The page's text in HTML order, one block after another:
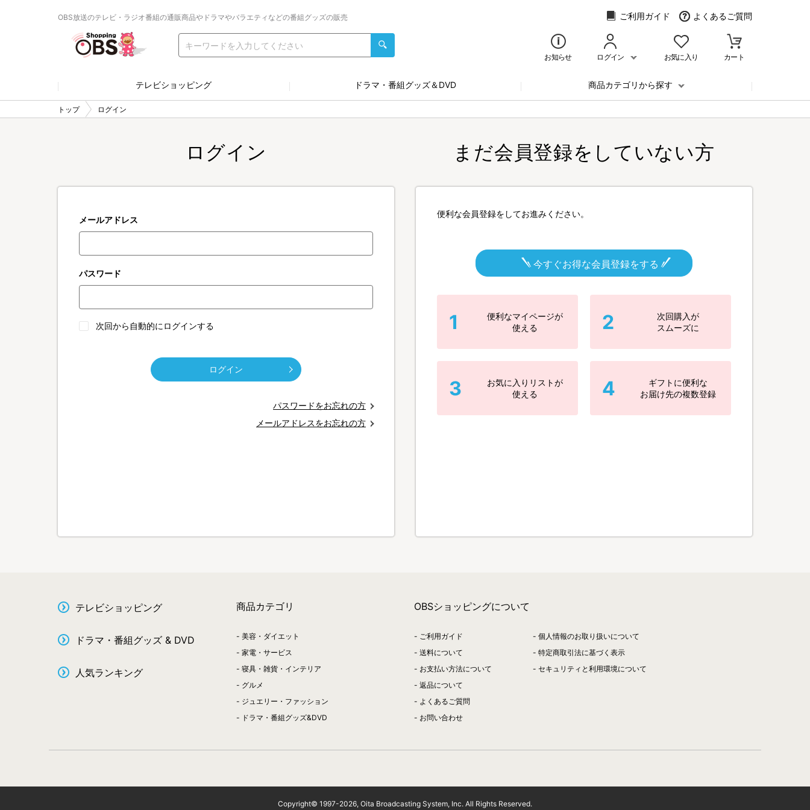
OBS放送のテレビ・ラジオ番組の通販商品やドラマやバラエティなどの番組グッズの販売 ご利用ガイド よくあるご質問
お知らせ ログイン お気に入り カート
テレビショッピング ドラマ・番組グッズ＆DVD 商品カテゴリから探す
トップ ログイン
ログイン
メールアドレス
パスワード
次回から自動的にログインする
ログイン
パスワードをお忘れの方
メールアドレスをお忘れの方
まだ会員登録をしていない方
便利な会員登録をしてお進みください。
今すぐお得な会員登録をする
1
便利なマイページが
使える
2
次回購入が
スムーズに
3
お気に入りリストが
使える
4
ギフトに便利な
お届け先の複数登録
テレビショッピング
ドラマ・番組グッズ & DVD
人気ランキング
商品カテゴリ
美容・ダイエット
家電・サービス
寝具・雑貨・インテリア
グルメ
ジュエリー・ファッション
ドラマ・番組グッズ&DVD
OBSショッピングについて
ご利用ガイド
送料について
お支払い方法について
返品について
よくあるご質問
お問い合わせ
個人情報のお取り扱いについて
特定商取引法に基づく表示
セキュリティと利用環境について
Copyright© 1997-2026, Oita Broadcasting System, Inc. All Rights Reserved.